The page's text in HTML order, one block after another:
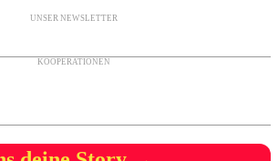
UNSER NEWSLETTER
KOOPERATIONEN